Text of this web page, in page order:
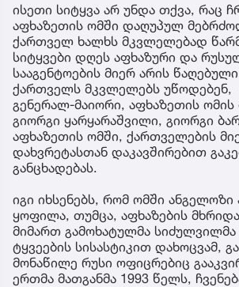
ისეთი სიტყვა არ უნდა თქვა, რაც
აფხაზეთის ომში დაღუპულ
ქართველ ხალხს მკვლელებად
სიტყვები დღეს აფხაზური და
სააგენტოების მიერ არის
ქართველს მკვლელებს უწოდებენ,
გენერალ-მაიორი, აფხაზეთის
გიორგი ყარყარაშვილი, გიორგი
აფხაზეთის ომში, ქართველების
დახვრეტასთან დაკავშირებით
განცხადებას.
იგი იხსენებს, რომ ომში
ყოფილა, თუმცა, აფხაზების
მიმართ გამოხატულმა
ტყვეების სისასტიკით დახოცვამ,
მონაწილე რუსი ოფიცრებიც
ერთმა მათგანმა 1993 წელს,